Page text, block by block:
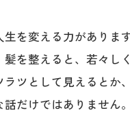
を変える力があります
髪を整えると、若々し
ラツとして見えるとか
話だけではありません